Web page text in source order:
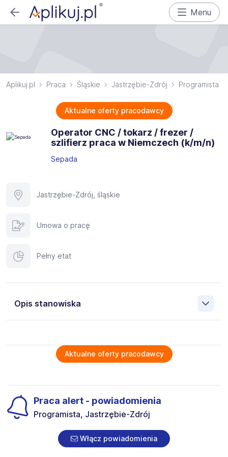
Menu
Aplikuj.pl Praca Śląskie Jastrzębie-Zdrój Programista
Aktualne oferty pracodawcy
Operator CNC / tokarz / frezer /
szlifierz praca w Niemczech (k/m/n)
Sepada
Jastrzębie-Zdrój, śląskie
Umowa o pracę
Pełny etat
Opis stanowiska
CNC (tokarz, frezer, szlifierz)
Operator CNC / tokarz / frezer / szlifierz praca w
Obsługa i ustawianie maszyn CNC (tokarki, frezarki)
Wczytywanie i edycja programów CNC (np. Siemens
Sinumerik, Fanuc, Heidenhain)
Przygotowanie maszyny do pracy (montaż narzędzi,
ustawianie parametrów)
Aktualne oferty pracodawcy
Praca alert - powiadomienia
Programista, Jastrzębie-Zdrój
Włącz powiadomienia